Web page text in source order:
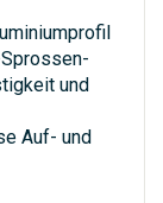
und
Auf- und